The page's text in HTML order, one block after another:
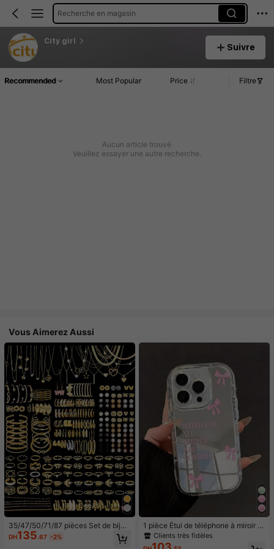
Recherche en magasin
City girl
Suivre
Recommended Most Popular Price Filtre
Aucun article trouvé
Veuillez essayer une autre recherche.
Vous Aimerez Aussi
35/47/50/71/87 pièces Set de bijou
x style bohème, comprenant des bo
ucles d'oreilles, colliers, bagues, br
DH135.67 -2%
1 pièce Étui de téléphone à miroir ro
se minimaliste, style fille avec motif
nœud papillon, slogan religieux. Étu
Clients très fidèles